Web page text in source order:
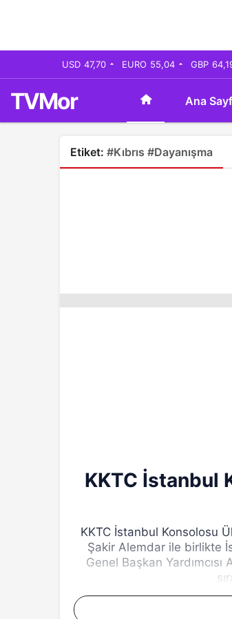
USD 47,70 EURO 55,04 GBP
TVMor Ana
Etiket: #Kıbrıs #Dayanışma
KKTC İstanbul
KKTC İstanbul Konsolosu
Şakir Alemdar ile birlikte
Genel Başkan